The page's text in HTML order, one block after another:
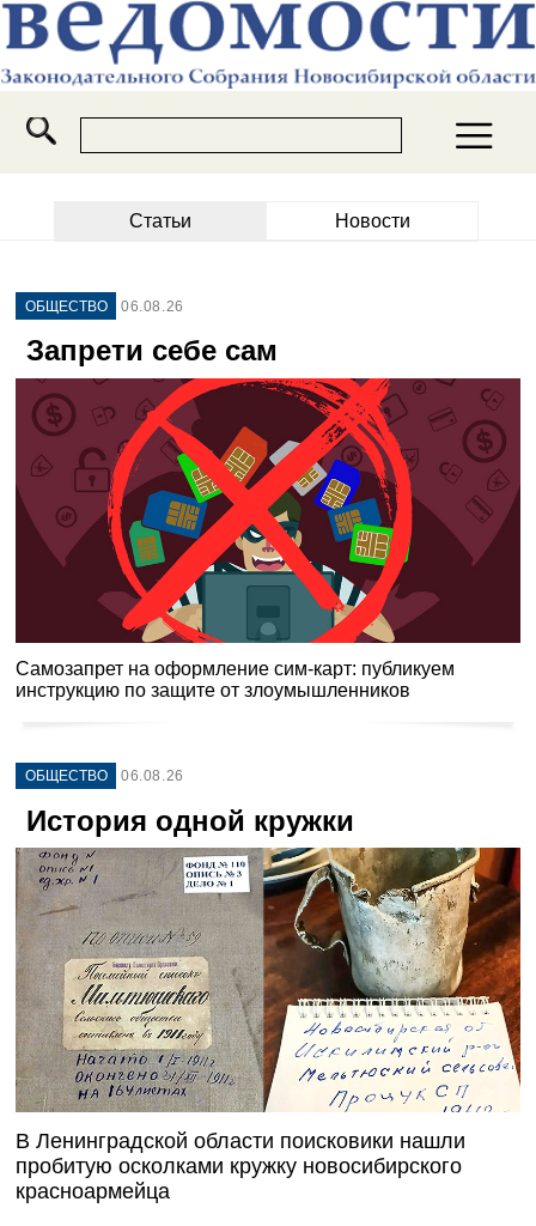
Статьи Новости
ОБЩЕСТВО 06.08.26
Запрети себе сам
Самозапрет на оформление сим-карт: публикуем
инструкцию по защите от злоумышленников
ОБЩЕСТВО 06.08.26
История одной кружки
В Ленинградской области поисковики нашли
пробитую осколками кружку новосибирского
красноармейца